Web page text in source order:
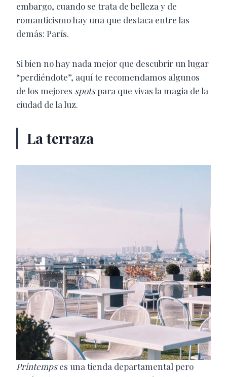
embargo, cuando se trata de belleza y de
romanticismo hay una que destaca entre las
demás: París.
Si bien no hay nada mejor que descubrir un lugar
“perdiéndote”, aquí te recomendamos algunos
de los mejores spotspara que vivas la magia de la
ciudad de la luz.
La terraza
Printempses una tienda departamental pero